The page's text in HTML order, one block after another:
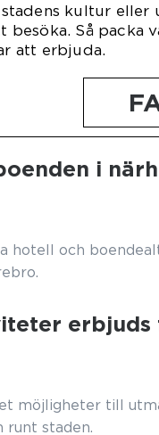
kultur eller
besöka. Så packa
att erbjuda.
i
hotell och
erbjuds
möjligheter till
runt staden.